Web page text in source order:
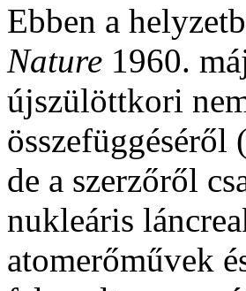
Ebben a
Nature 1960.
újszülöttkori
de a szerzőről
nukleáris
atomerőművek